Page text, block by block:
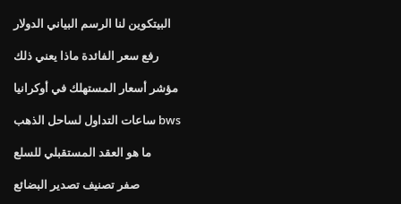
البيتكوين لنا الرسم البياني الدولار
رفع سعر الفائدة ماذا يعني ذلك
مؤشر أسعار المستهلك في أوكرانيا
ساعات التداول لساحل الذهب bws
ما هو العقد المستقبلي للسلع
صفر تصنيف تصدير البضائع